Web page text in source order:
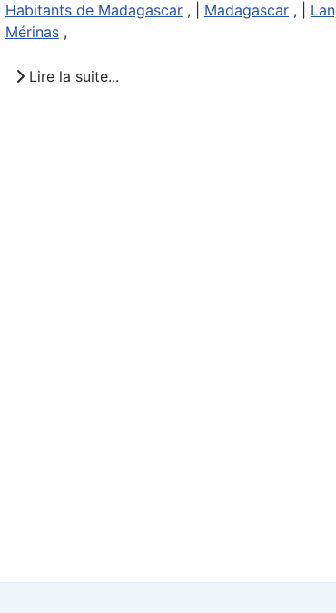
Habitants de Madagascar, | Madagascar, |
Mérinas,
Lire la suite...